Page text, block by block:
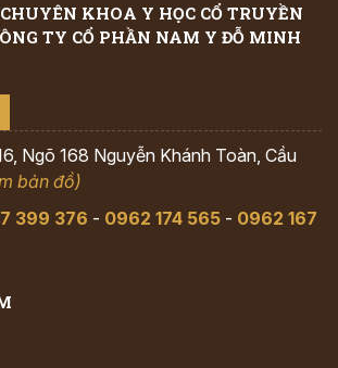
KHOA Y HỌC CỔ TRUYỀN
TY CỔ PHẦN NAM Y ĐỖ MINH
Ngõ 168 Nguyễn Khánh Toàn, Cầu
bản đồ)
399 376 - 0962 174 565 - 0962 167